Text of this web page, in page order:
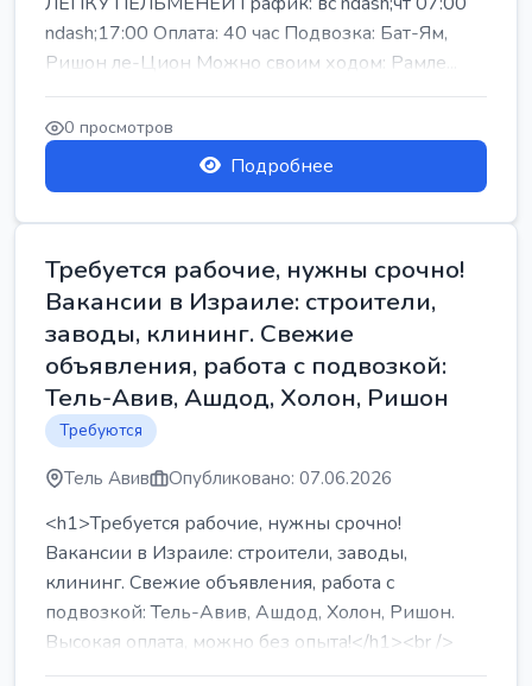
ndash;17:00 Оплата: 40 час Подвозка: Бат-Ям,
Ришон ле-Цион Можно своим ходом: Рамле...
0 просмотров
Подробнее
Требуется рабочие, нужны срочно!
Вакансии в Израиле: строители,
заводы, клининг. Свежие
объявления, работа с подвозкой:
Тель-Авив, Ашдод, Холон, Ришон
Требуются
Тель Авив Опубликовано: 07.06.2026
<h1>Требуется рабочие, нужны срочно!
Вакансии в Израиле: строители, заводы,
клининг. Свежие объявления, работа с
подвозкой: Тель-Авив, Ашдод, Холон, Ришон.
Высокая оплата, можно без опыта!</h1><br />
...